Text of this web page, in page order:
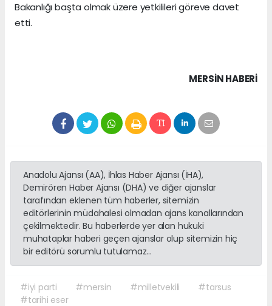
Bakanlığı başta olmak üzere yetkilileri göreve davet
etti.
MERSIN HABERİ
Anadolu Ajansı (AA), İhlas Haber Ajansı (İHA),
Demirören Haber Ajansı (DHA) ve diğer ajanslar
tarafından eklenen tüm haberler, sitemizin
editörlerinin müdahalesi olmadan ajans kanallarından
çekilmektedir. Bu haberlerde yer alan hukuki
muhataplar haberi geçen ajanslar olup sitemizin hiç
bir editörü sorumlu tutulamaz...
#iyi parti #mersin #milletvekili
#tarsus
#tarihi eser